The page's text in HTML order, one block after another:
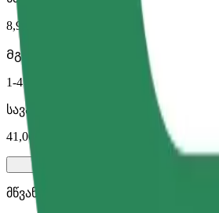
8,9 კმ
Მგზავრი
1-4
სავარაუდო ფასი
41,00 PLN
მწვანე